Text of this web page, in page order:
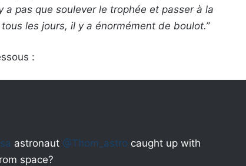
a pas que soulever le trophée et passer à la
les jours, il y a énormément de boulot.”
:
astronaut @Thom_astro caught up with
space?